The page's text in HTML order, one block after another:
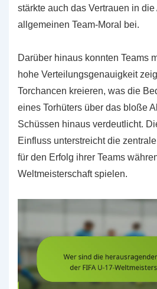
stärkte auch das Vertrauen in
allgemeinen Team-Moral bei.
Darüber hinaus konnten Teams
hohe Verteilungsgenauigkeit
Torchancen kreieren, was die
eines Torhüters über das bloße
Schüssen hinaus verdeutlicht.
Einfluss unterstreicht die
für den Erfolg ihrer Teams
Weltmeisterschaft spielen.